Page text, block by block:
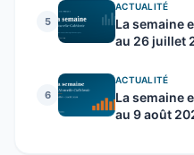
5
ACTUALITÉ
La semaine
au 26 juillet
6
ACTUALITÉ
La semaine
au 9 août